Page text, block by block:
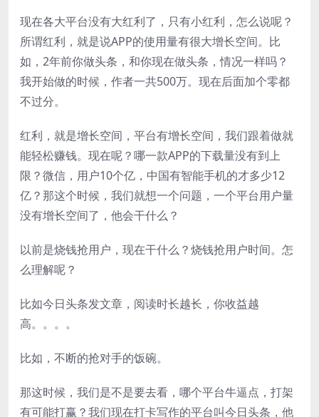
现在各大平台没有大红利了，只有小红利，怎么说呢？
所谓红利，就是说APP的使用量有很大增长空间。比
如，2年前你做头条，和你现在做头条，情况一样吗？
我开始做的时候，作者一共500万。现在后面加个零都
不过分。
红利，就是增长空间，平台有增长空间，我们跟着做就
能轻松赚钱。现在呢？哪一款APP的下载量没有到上
限？微信，用户10个亿，中国有智能手机的才多少12
亿？那这个时候，我们就想一个问题，一个平台用户量
没有增长空间了，他会干什么？
以前是烧钱抢用户，现在干什么？烧钱抢用户时间。怎
么理解呢？
比如今日头条发文章，阅读时长越长，你收益越
高。。。。
比如，不断的抢对手的饭碗。
那这时候，我们是不是要去看，哪个平台牛逼点，打架
有可能打赢？我们现在打卡写作的平台叫今日头条，他